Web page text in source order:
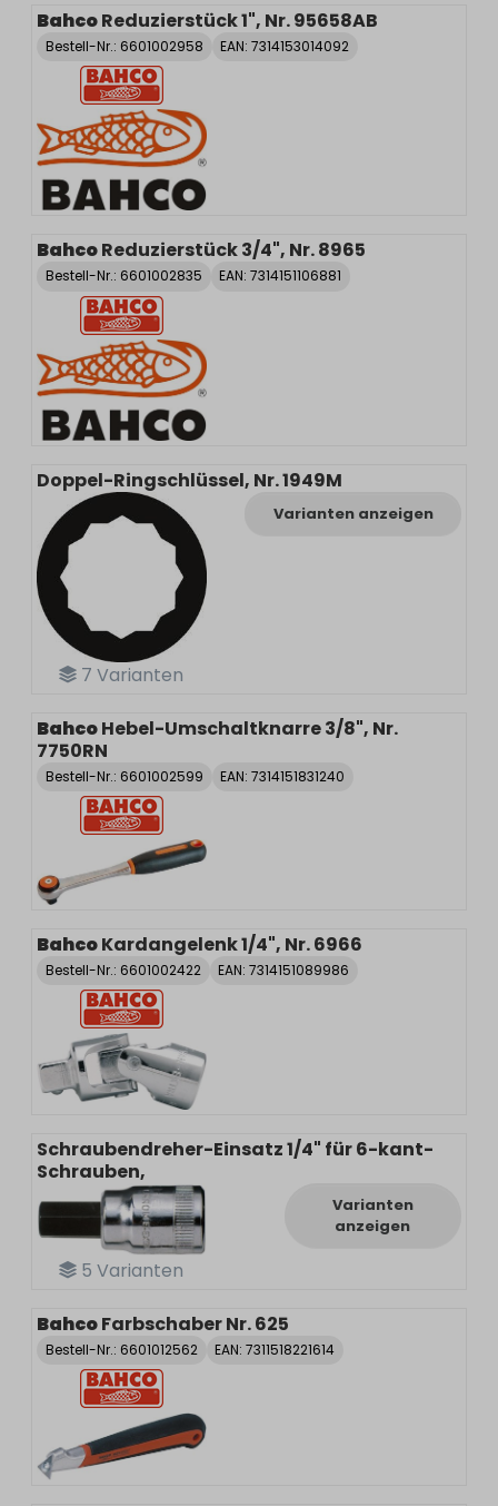
BahcoReduzierstück 1", Nr. 95658AB
Bestell-Nr.: 6601002958 EAN: 7314153014092
BahcoReduzierstück 3/4", Nr. 8965
Bestell-Nr.: 6601002835 EAN: 7314151106881
7 Varianten
Doppel-Ringschlüssel, Nr. 1949M
Varianten anzeigen
BahcoHebel-Umschaltknarre 3/8", Nr.
7750RN
Bestell-Nr.: 6601002599 EAN: 7314151831240
BahcoKardangelenk 1/4", Nr. 6966
Bestell-Nr.: 6601002422 EAN: 7314151089986
5 Varianten
Schraubendreher-Einsatz 1/4" für 6-kant-
Schrauben,
Varianten
anzeigen
BahcoFarbschaber Nr. 625
Bestell-Nr.: 6601012562 EAN: 7311518221614